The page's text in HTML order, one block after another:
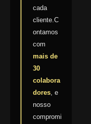
cada
cliente.C
ontamos
com
mais de
30
colabora
dores , e
nosso
compromi